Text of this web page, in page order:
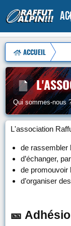
ACCUEIL
Qui sommes-nous
L'association
de rassembler
d’échanger,
de promouvoir
d’organiser
🎫